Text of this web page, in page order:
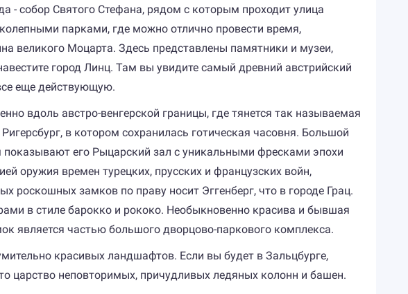
- собор Святого Стефана, рядом с которым проходит улица
парками, где можно отлично провести время,
великого Моцарта. Здесь представлены памятники и музеи,
город Линц. Там вы увидите самый древний австрийский
еще действующую.
вдоль австро-венгерской границы, где тянется так называемая
в котором сохранилась готическая часовня. Большой
показывают его Рыцарский зал с уникальными фресками эпохи
оружия времен турецких, прусских и французских войн,
роскошных замков по праву носит Эггенберг, что в городе Грац.
в стиле барокко и рококо. Необыкновенно красива и бывшая
является частью большого дворцово-паркового комплекса.
красивых ландшафтов. Если вы будет в Зальцбурге,
царство неповторимых, причудливых ледяных колонн и башен.